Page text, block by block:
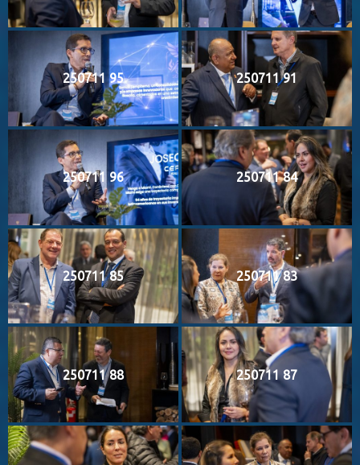
250711 95 250711 91
250711 96 250711 84
250711 85 250711 83
250711 88 250711 87